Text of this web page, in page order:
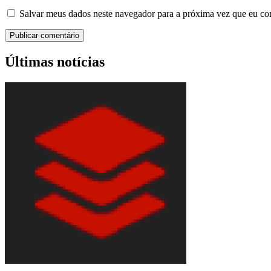
Salvar meus dados neste navegador para a próxima vez que eu
Últimas notícias